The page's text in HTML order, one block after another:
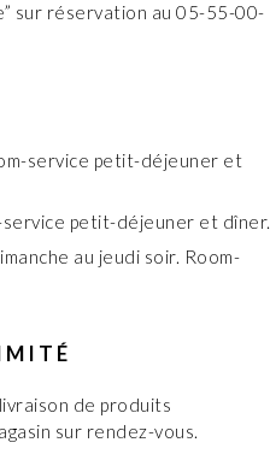
sur réservation au 05-55-00-
service petit-déjeuner et
petit-déjeuner et dîner.
au jeudi soir. Room-
de produits
sur rendez-vous.